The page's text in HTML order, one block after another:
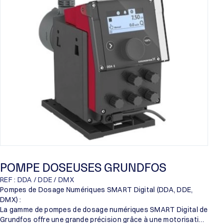
POMPE DOSEUSES GRUNDFOS
REF : DDA / DDE / DMX
Pompes de Dosage Numériques SMART Digital (DDA, DDE,
DMX) :
La gamme de pompes de dosage numériques SMART Digital de
Grundfos offre une grande précision grâce à une motorisation